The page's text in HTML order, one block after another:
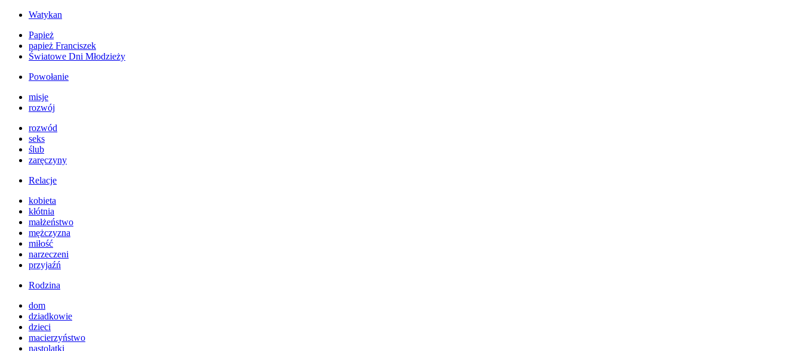
Watykan
Papież
papież Franciszek
Światowe Dni Młodzieży
Powołanie
misje
rozwój
rozwód
seks
ślub
zaręczyny
Relacje
kobieta
kłótnia
małżeństwo
mężczyzna
miłość
narzeczeni
przyjaźń
Rodzina
dom
dziadkowie
dzieci
macierzyństwo
nastolatki